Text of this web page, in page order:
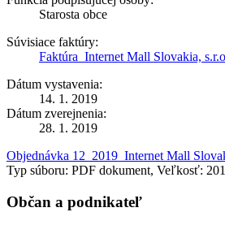
Starosta obce
Súvisiace faktúry:
Faktúra_Internet Mall Slovakia,
Dátum vystavenia:
14. 1. 2019
Dátum zverejnenia:
28. 1. 2019
Objednávka 12_2019_Internet Mall
Typ súboru: PDF dokument, Veľkosť:
Občan a podnikateľ